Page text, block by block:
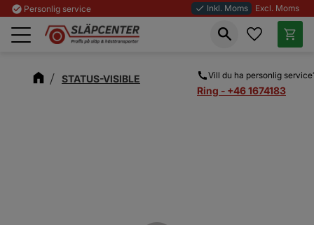
Meny
check_circle Personlig service done Inkl. Moms Excl. Moms
Vill du ha personlig
Ring - +46 1674183
Favoriter
STATUS-VISIBLE